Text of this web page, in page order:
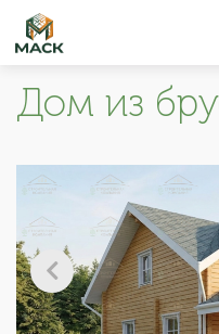
Дом из